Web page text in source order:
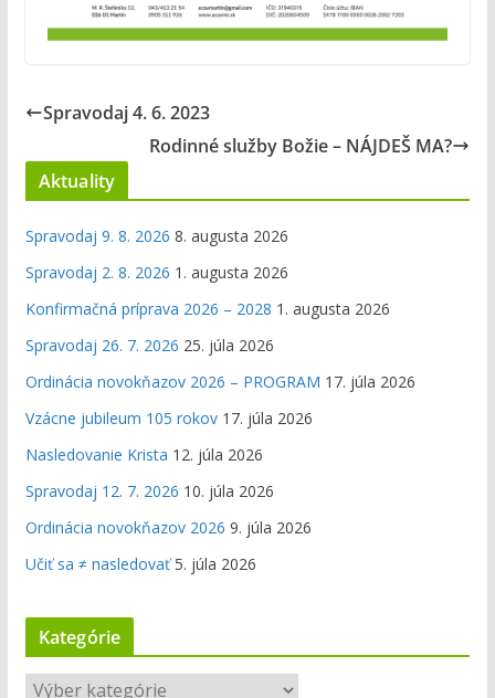
Spravodaj 4. 6. 2023
Rodinné služby Božie – NÁJDEŠ MA?
Aktuality
Spravodaj 9. 8. 2026 8. augusta 2026
Spravodaj 2. 8. 2026 1. augusta 2026
Konfirmačná príprava 2026 – 2028 1. augusta 2026
Spravodaj 26. 7. 2026 25. júla 2026
Ordinácia novokňazov 2026 – PROGRAM 17. júla 2026
Vzácne jubileum 105 rokov 17. júla 2026
Nasledovanie Krista 12. júla 2026
Spravodaj 12. 7. 2026 10. júla 2026
Ordinácia novokňazov 2026 9. júla 2026
Učiť sa ≠ nasledovať 5. júla 2026
Kategórie
K